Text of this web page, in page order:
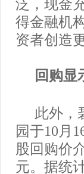
泛，现金
得金融机
资者创造
回购显
此外，
园于10月
股回购价
元。据统